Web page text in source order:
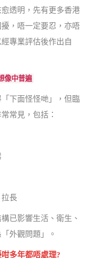
透明，先有更多香港
，唔一定要忍，亦唔
專業評估後作出自
像中普遍
下面怪怪哋」，但臨
常見，包括：
長
已影響生活、衛生、
外觀問題」。
多年都唔處理?